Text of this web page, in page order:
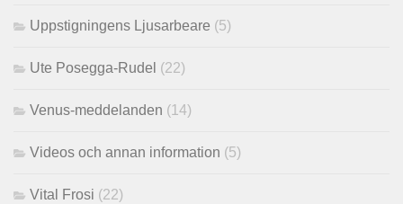
Uppstigningens Ljusarbeare (5)
Ute Posegga-Rudel (22)
Venus-meddelanden (14)
Videos och annan information (5)
Vital Frosi (22)